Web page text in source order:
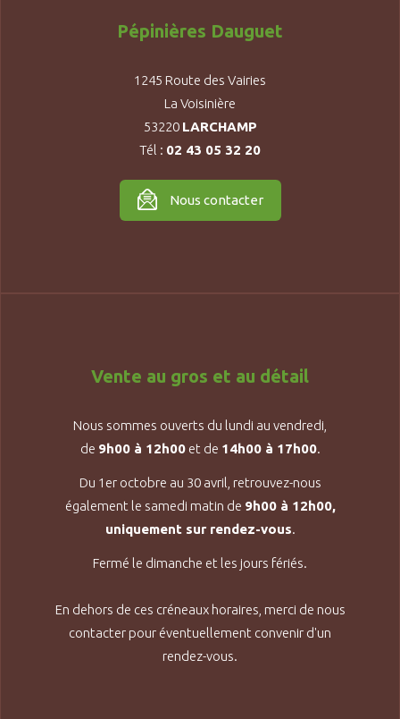
Pépinières Dauguet
1245 Route des Vairies
La Voisinière
53220 LARCHAMP
Tél : 02 43 05 32 20
Nous contacter
Vente au gros et au détail
Nous sommes ouverts du lundi au vendredi,
de 9h00 à 12h00et de 14h00 à 17h00.
Du 1er octobre au 30 avril, retrouvez-nous
également le samedi matin de 9h00 à 12h00,
uniquement sur rendez-vous.
Fermé le dimanche et les jours fériés.
En dehors de ces créneaux horaires, merci de nous
contacter pour éventuellement convenir d'un
rendez-vous.